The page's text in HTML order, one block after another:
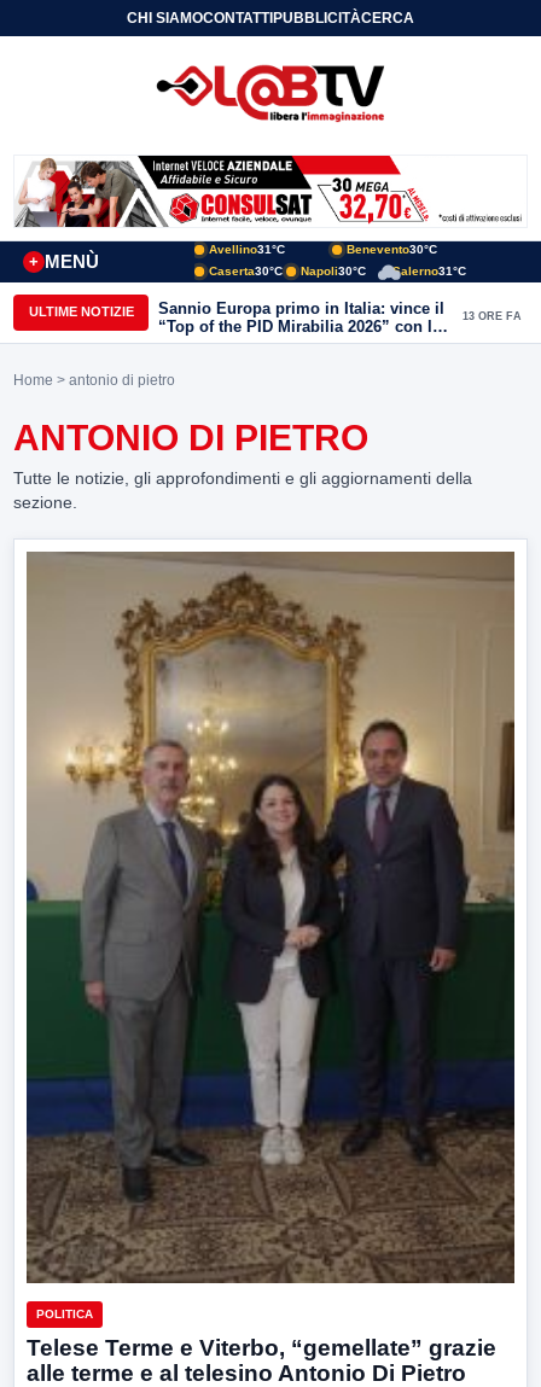
CHI SIAMOCONTATTIPUBBLICITÀCERCA
MENÙ
+
Avellino31°C Benevento30°C
Caserta30°C Napoli30°C Salerno31°C
ULTIME NOTIZIE
Sannio Europa primo in Italia: vince il
“Top of the PID Mirabilia 2026” con la
realtà virtuale nei musei del Sannio
13 ORE FA
Home > antonio di pietro
ANTONIO DI PIETRO
Tutte le notizie, gli approfondimenti e gli aggiornamenti della
sezione.
POLITICA
Telese Terme e Viterbo, “gemellate” grazie
alle terme e al telesino Antonio Di Pietro